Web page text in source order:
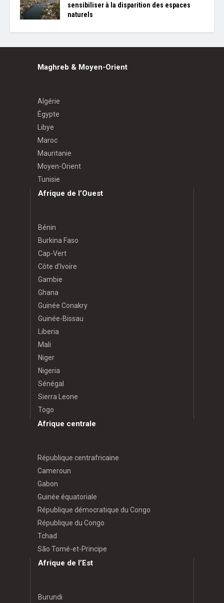
sensibiliser à la disparition des espaces
naturels
Maghreb & Moyen-Orient
Algérie
Égypte
Libye
Maroc
Mauritanie
Moyen-Orient
Tunisie
Afrique de l’Ouest
Bénin
Burkina Faso
Cap-Vert
Côte d’Ivoire
Gambie
Ghana
Guinée Conakry
Guinée-Bissau
Liberia
Mali
Niger
Nigeria
Sénégal
Sierra Leone
Togo
Afrique centrale
République centrafricaine
Cameroun
Gabon
Guinée équatoriale
République démocratique du Congo
République du Congo
Tchad
São Tomé-et-Principe
Afrique de l’Est
Burundi